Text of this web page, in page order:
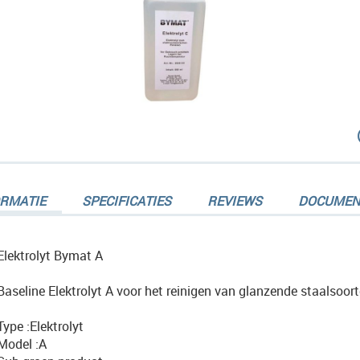
Bymat A
Elektrolyt A voor het reinigen van glanzende
:Elektrolyt
:A
SPECIFICATIES REVIEWS